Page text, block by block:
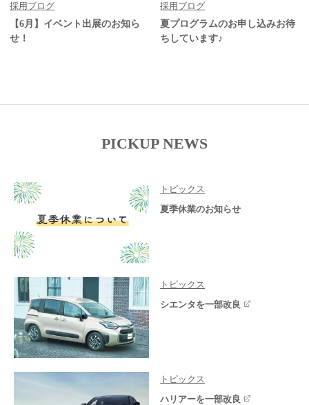
採用ブログ
【6月】イベント出展のお知ら
せ！
採用ブログ
夏プログラムのお申し込みお待
ちしています♪
PICKUP NEWS
トピックス
夏季休業のお知らせ
トピックス
シエンタを一部改良
トピックス
ハリアーを一部改良